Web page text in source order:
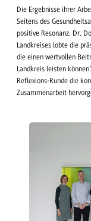
Die Ergebnisse ihrer
Seitens des
positive Resonanz. Dr.
Landkreises lobte die
die einen wertvollen
Landkreis leisten
Reflexions-Runde die
Zusammenarbeit